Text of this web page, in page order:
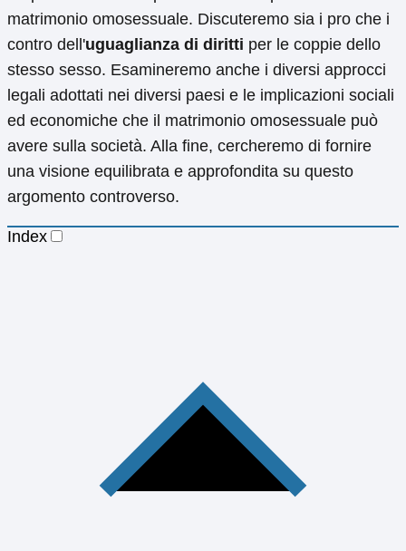
matrimonio omosessuale. Discuteremo sia i pro che i
contro dell'uguaglianza di diritti per le coppie dello
stesso sesso. Esamineremo anche i diversi approcci
legali adottati nei diversi paesi e le implicazioni sociali
ed economiche che il matrimonio omosessuale può
avere sulla società. Alla fine, cercheremo di fornire
una visione equilibrata e approfondita su questo
argomento controverso.
Index